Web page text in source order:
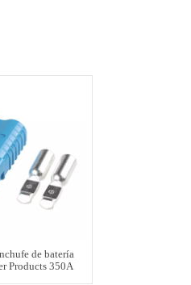
de batería
Products 350A